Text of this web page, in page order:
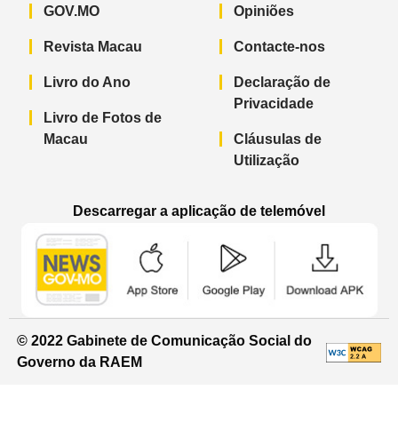
GOV.MO
Revista Macau
Livro do Ano
Livro de Fotos de
Macau
Opiniões
Contacte-nos
Declaração de
Privacidade
Cláusulas de
Utilização
Descarregar a aplicação de telemóvel
© 2022 Gabinete de Comunicação Social do
Governo da RAEM